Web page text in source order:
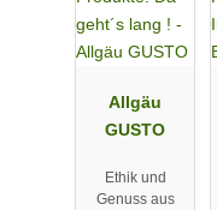
Allgäu
GUSTO
Ethik und
Genuss aus